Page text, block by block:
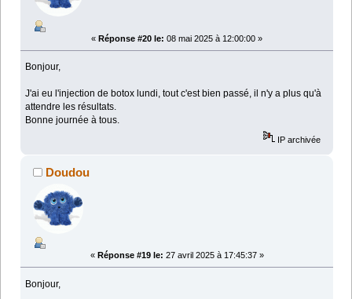
« Réponse #20 le: 08 mai 2025 à 12:00:00 »
Bonjour,
J'ai eu l'injection de botox lundi, tout c'est bien passé, il n'y a plus qu'à
attendre les résultats.
Bonne journée à tous.
IP archivée
Doudou
« Réponse #19 le: 27 avril 2025 à 17:45:37 »
Bonjour,